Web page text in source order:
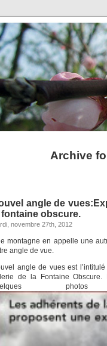
Archive
angle de
fontaine obscure.
novembre 27th, 2012
montagne en appelle une
angle de vue.
angle de vues est
de la Fontaine